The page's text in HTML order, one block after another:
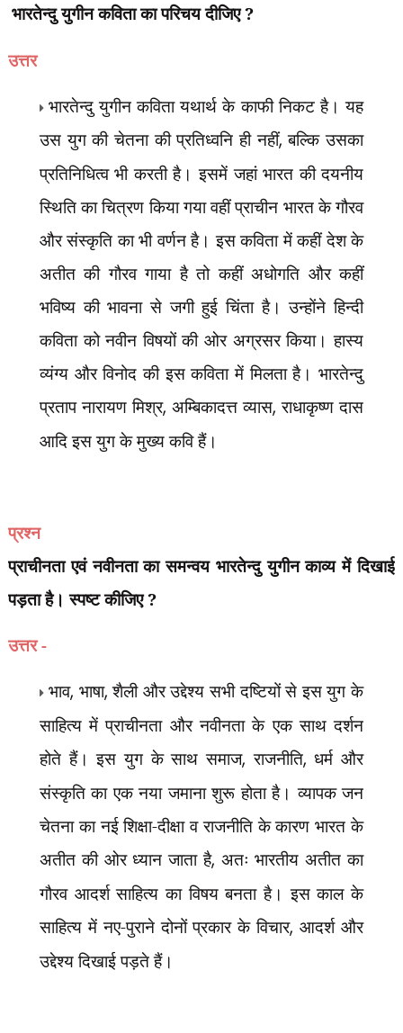
भारतेन्दु युगीन कविता का परिचय दीजिए ?
उत्तर
भारतेन्दु युगीन कविता यथार्थ के काफी निकट है। यह
उस युग की चेतना की प्रतिध्वनि ही नहीं,बल्कि उसका
प्रतिनिधित्व भी करती है। इसमें जहां भारत की दयनीय
स्थिति का चित्रण किया गया वहीं प्राचीन भारत के गौरव
और संस्कृति का भी वर्णन है। इस कविता में कहीं देश के
अतीत की गौरव गाया है तो कहीं अधोगति और कहीं
भविष्य की भावना से जगी हुई चिंता है। उन्होंने हिन्दी
कविता को नवीन विषयों की ओर अग्रसर किया। हास्य
व्यंग्य और विनोद की इस कविता में मिलता है। भारतेन्दु
प्रताप नारायण मिश्र, अम्बिकादत्त व्यास,राधाकृष्ण दास
आदि इस युग के मुख्य कवि हैं।
प्रश्न
प्राचीनता एवं नवीनता का समन्वय भारतेन्दु युगीन काव्य में दिखाई
पड़ता है। स्पष्ट कीजिए ?
उत्तर -
भाव, भाषा,शैली और उद्देश्य सभी दष्टियों से इस युग के
साहित्य में प्राचीनता और नवीनता के एक साथ दर्शन
होते हैं। इस युग के साथ समाज,राजनीति,धर्म और
संस्कृति का एक नया जमाना शुरू होता है। व्यापक जन
चेतना का नई शिक्षा-दीक्षा व राजनीति के कारण भारत के
अतीत की ओर ध्यान जाता है, अतः भारतीय अतीत का
गौरव आदर्श साहित्य का विषय बनता है। इस काल के
साहित्य में नए-पुराने दोनों प्रकार के विचार,आदर्श और
उद्देश्य दिखाई पड़ते हैं।